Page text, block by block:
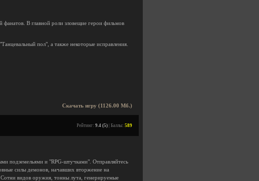
В главной роли зловещие герои фильмов
пол", а также некоторые исправления.
Скачать игру (1126.00 Мб.)
Рейтинг: 9.4 (5) | Баллы: 589
подземельями и "RPG-штучками". Отправляйтесь
силы демонов, начавших вторжение на
Сотни видов оружия, тонны лута, генерируемые